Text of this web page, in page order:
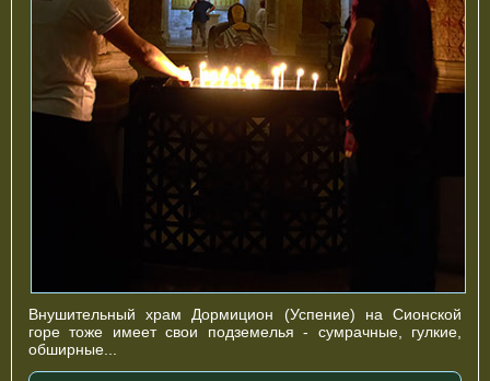
Внушительный храм Дормицион (Успение) на Сионской
горе тоже имеет свои подземелья - сумрачные, гулкие,
обширные...